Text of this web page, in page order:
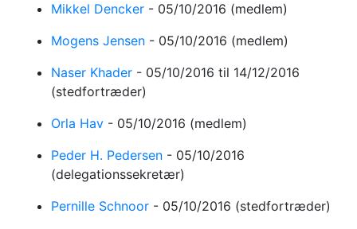
Mikkel Dencker - 05/10/2016 (medlem)
Mogens Jensen - 05/10/2016 (medlem)
Naser Khader - 05/10/2016 til 14/12/2016
(stedfortræder)
Orla Hav - 05/10/2016 (medlem)
Peder H. Pedersen - 05/10/2016
(delegationssekretær)
Pernille Schnoor - 05/10/2016 (stedfortræder)